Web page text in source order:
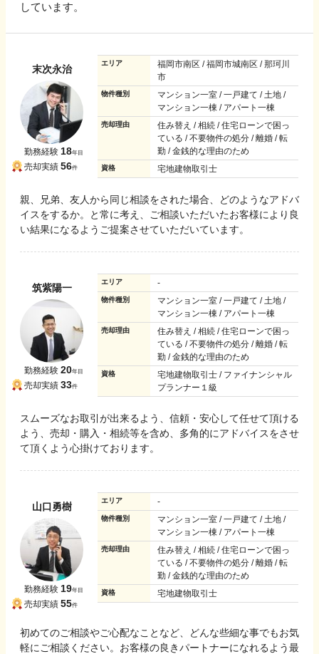
しています。
末次永治
勤務経験 18年目
売却実績 56件
エリア
福岡市南区 / 福岡市城南区 / 那珂川
市
物件種別
マンション一室 / 一戸建て / 土地 /
マンション一棟 / アパート一棟
売却理由
住み替え / 相続 / 住宅ローンで困っ
ている / 不要物件の処分 / 離婚 / 転
勤 / 金銭的な理由のため
資格 宅地建物取引士
親、兄弟、友人から同じ相談をされた場合、どのようなアドバ
イスをするか。と常に考え、ご相談いただいたお客様により良
い結果になるようご提案させていただいています。
筑紫陽一
勤務経験 20年目
売却実績 33件
エリア -
物件種別
マンション一室 / 一戸建て / 土地 /
マンション一棟 / アパート一棟
売却理由
住み替え / 相続 / 住宅ローンで困っ
ている / 不要物件の処分 / 離婚 / 転
勤 / 金銭的な理由のため
資格
宅地建物取引士 / ファイナンシャル
プランナー１級
スムーズなお取引が出来るよう、信頼・安心して任せて頂ける
よう、売却・購入・相続等を含め、多角的にアドバイスをさせ
て頂くよう心掛けております。
山口勇樹
勤務経験 19年目
売却実績 55件
エリア -
物件種別
マンション一室 / 一戸建て / 土地 /
マンション一棟 / アパート一棟
売却理由
住み替え / 相続 / 住宅ローンで困っ
ている / 不要物件の処分 / 離婚 / 転
勤 / 金銭的な理由のため
資格 宅地建物取引士
初めてのご相談やご心配なことなど、どんな些細な事でもお気
軽にご相談ください。お客様の良きパートナーになれるよう最